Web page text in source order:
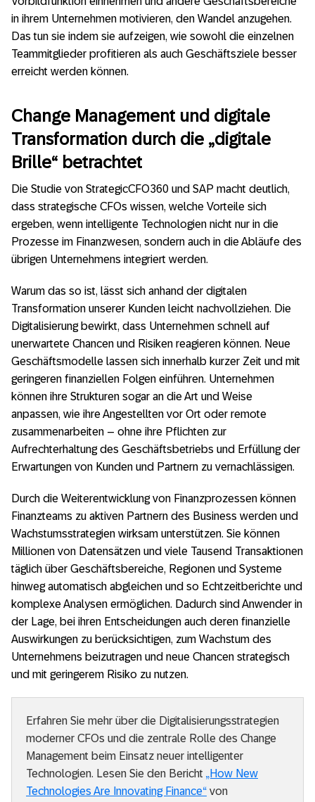
in ihrem Unternehmen motivieren, den Wandel anzugehen.
Das tun sie indem sie aufzeigen, wie sowohl die einzelnen
Teammitglieder profitieren als auch Geschäftsziele besser
erreicht werden können.
Change Management und digitale
Transformation durch die „digitale
Brille“ betrachtet
Die Studie von StrategicCFO360 und SAP macht deutlich,
dass strategische CFOs wissen, welche Vorteile sich
ergeben, wenn intelligente Technologien nicht nur in die
Prozesse im Finanzwesen, sondern auch in die Abläufe des
übrigen Unternehmens integriert werden.
Warum das so ist, lässt sich anhand der digitalen
Transformation unserer Kunden leicht nachvollziehen. Die
Digitalisierung bewirkt, dass Unternehmen schnell auf
unerwartete Chancen und Risiken reagieren können. Neue
Geschäftsmodelle lassen sich innerhalb kurzer Zeit und mit
geringeren finanziellen Folgen einführen. Unternehmen
können ihre Strukturen sogar an die Art und Weise
anpassen, wie ihre Angestellten vor Ort oder remote
zusammenarbeiten ‒ ohne ihre Pflichten zur
Aufrechterhaltung des Geschäftsbetriebs und Erfüllung der
Erwartungen von Kunden und Partnern zu vernachlässigen.
Durch die Weiterentwicklung von Finanzprozessen können
Finanzteams zu aktiven Partnern des Business werden und
Wachstumsstrategien wirksam unterstützen. Sie können
Millionen von Datensätzen und viele Tausend Transaktionen
täglich über Geschäftsbereiche, Regionen und Systeme
hinweg automatisch abgleichen und so Echtzeitberichte und
komplexe Analysen ermöglichen. Dadurch sind Anwender in
der Lage, bei ihren Entscheidungen auch deren finanzielle
Auswirkungen zu berücksichtigen, zum Wachstum des
Unternehmens beizutragen und neue Chancen strategisch
und mit geringerem Risiko zu nutzen.
Erfahren Sie mehr über die Digitalisierungsstrategien
moderner CFOs und die zentrale Rolle des Change
Management beim Einsatz neuer intelligenter
Technologien. Lesen Sie den Bericht „How New
Technologies Are Innovating Finance“ von